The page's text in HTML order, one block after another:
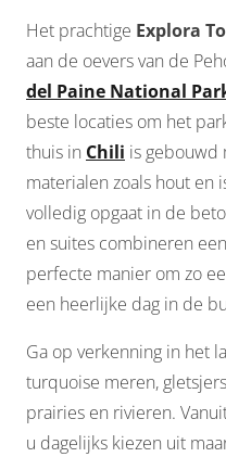
Het prachtige Explora
aan de oevers van de
del Paine National
beste locaties om het
thuis in Chili is gebouwd
materialen zoals hout en
volledig opgaat in de
en suites combineren
perfecte manier om zo
een heerlijke dag in de
Ga op verkenning in het
turquoise meren,
prairies en rivieren.
u dagelijks kiezen uit